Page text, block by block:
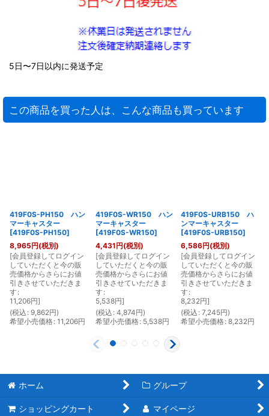
5日〜7日以内に発送予定
この商品を買った人は、こんな商品も買っています
419F0S-PH150 ハン
マーキャスター
[419F0S-PH150]
8,965円(税別)
[会員登録してログイン
していただくと今の販
売価格からさらにお値
引きさせていただきま
す :
11,206円]
(税込 : 9,862円)
希望小売価格: 11,206円
419F0S-WR150 ハン
マーキャスター
[419F0S-WR150]
4,431円(税別)
[会員登録してログイン
していただくと今の販
売価格からさらにお値
引きさせていただきま
す :
5,538円]
(税込 : 4,874円)
希望小売価格: 5,538円
419F0S-URB150 ハ
ンマーキャスター
[419F0S-URB150]
6,586円(税別)
[会員登録してログイン
していただくと今の販
売価格からさらにお値
引きさせていただきま
す :
8,232円]
(税込 : 7,245円)
希望小売価格: 8,232円
ホーム グループ
ショッピングカート マイページ